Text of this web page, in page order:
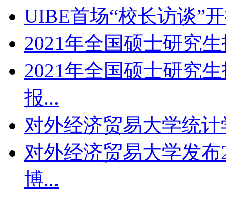
UIBE首场“校长访谈”
2021年全国硕士研究
2021年全国硕士研究
报...
对外经济贸易大学统
对外经济贸易大学发
博...